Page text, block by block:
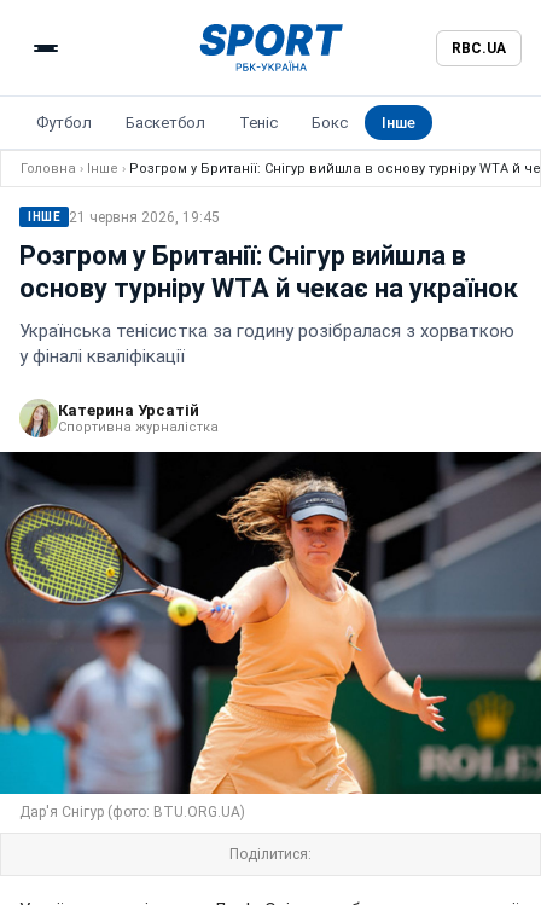
RBC.UA
Футбол Баскетбол Теніс Бокс Інше
Головна › Інше › Розгром у Британії: Снігур вийшла в основу турніру WTA й
ІНШЕ 21 червня 2026, 19:45
Розгром у Британії: Снігур вийшла в
основу турніру WTA й чекає на українок
Українська тенісистка за годину розібралася з хорваткою
у фіналі кваліфікації
Катерина Урсатій
Спортивна журналістка
Дар'я Снігур (фото: BTU.ORG.UA)
Поділитися: